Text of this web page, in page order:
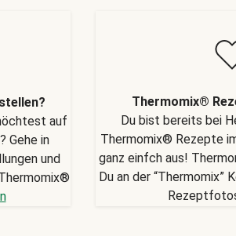
auf
Gehe in
und
Thermomix®
Du bist bereits bei
Thermomix® Rezepte
ganz einfch aus!
Du an der “Thermomix”